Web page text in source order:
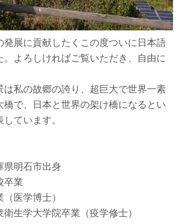
発展に貢献したくこの度ついに日本語
。よろしければご覧いただき、自由に
は私の故郷の誇り、超巨大で世界一素
橋で、日本と世界の架け橋になるとい
ています。
県明石市出身
卒業
医学博士）
生学大学院卒業（疫学修士）